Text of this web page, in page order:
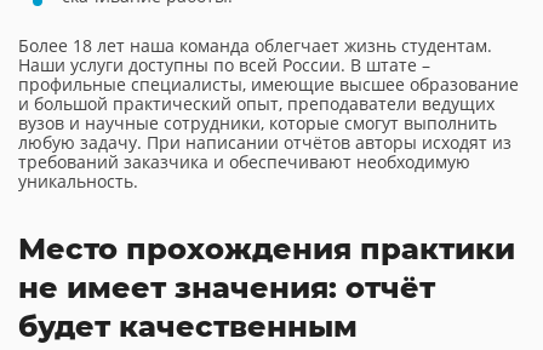
Более 18 лет наша команда облегчает жизнь студентам.
Наши услуги доступны по всей России. В штате –
профильные специалисты, имеющие высшее образование
и большой практический опыт, преподаватели ведущих
вузов и научные сотрудники, которые смогут выполнить
любую задачу. При написании отчётов авторы исходят из
требований заказчика и обеспечивают необходимую
уникальность.
Место прохождения практики
не имеет значения: отчёт
будет качественным